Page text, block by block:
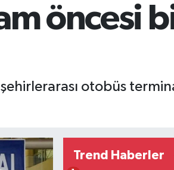
öncesi
otobüs
Trend Haberler